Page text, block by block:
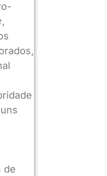
,
de